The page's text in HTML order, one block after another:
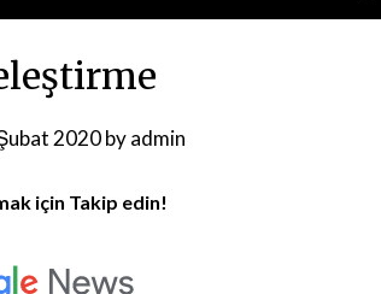
2020byadmin
için Takip edin!